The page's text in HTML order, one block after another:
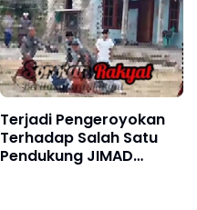
Terjadi Pengeroyokan
Terhadap Salah Satu
Pendukung JIMAD